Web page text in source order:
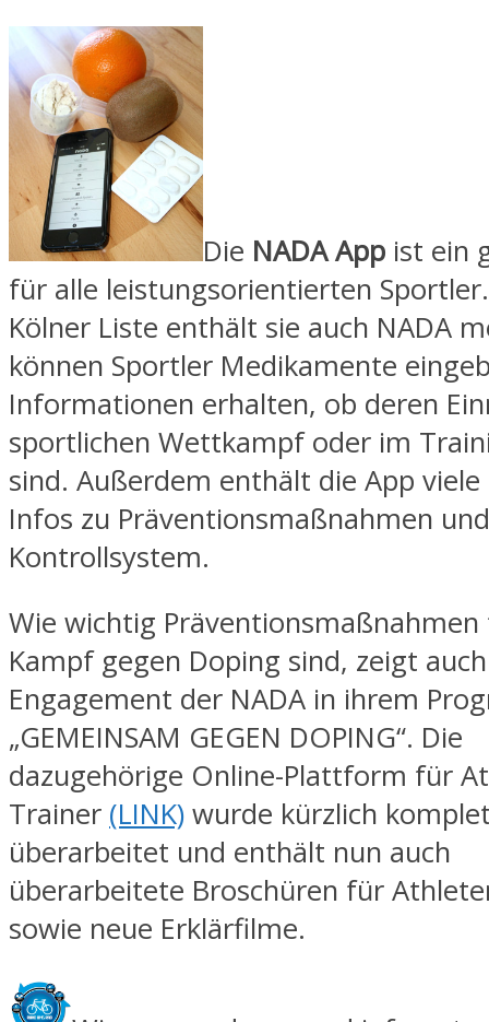
Die NADA App ist ein
für alle leistungsorientierten
Kölner Liste enthält sie auch NADA
können Sportler Medikamente
Informationen erhalten, ob deren
sportlichen Wettkampf oder im
sind. Außerdem enthält die App
Infos zu Präventionsmaßnahmen
Kontrollsystem.
Wie wichtig
Kampf gegen Doping sind, zeigt
Engagement der NADA in ihrem
„GEMEINSAM GEGEN DOPING“. Die
dazugehörige Online-Plattform für
Trainer (LINK) wurde kürzlich
überarbeitet und enthält nun auch
überarbeitete Broschüren für
sowie neue Erklärfilme.